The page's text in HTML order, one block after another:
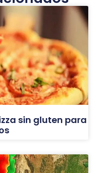
sin gluten para